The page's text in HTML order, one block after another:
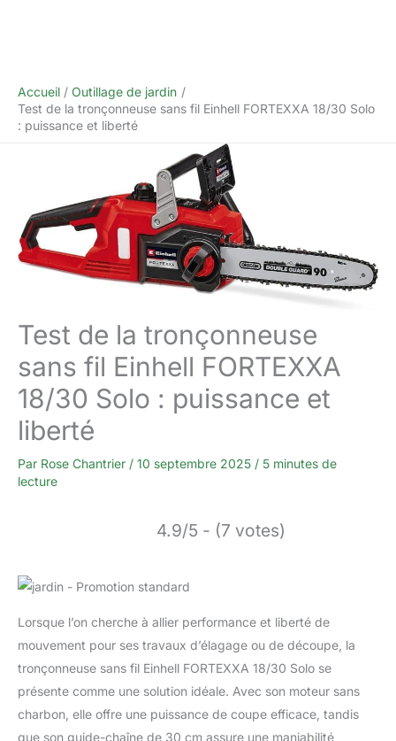
Accueil
Outillage de jardin
Test de la tronçonneuse sans fil Einhell FORTEXXA 18/30 Solo
: puissance et liberté
Test de la tronçonneuse
sans fil Einhell FORTEXXA
18/30 Solo : puissance et
liberté
Par Rose Chantrier / 10 septembre 2025 / 5 minutes de
lecture
4.9/5 - (7 votes)
Lorsque l’on cherche à allier performance et liberté de
mouvement pour ses travaux d’élagage ou de découpe, la
tronçonneuse sans fil Einhell FORTEXXA 18/30 Solo se
présente comme une solution idéale. Avec son moteur sans
charbon, elle offre une puissance de coupe efficace, tandis
que son guide-chaîne de 30 cm assure une maniabilité